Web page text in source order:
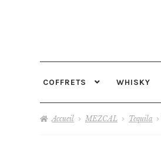
COFFRETS WHISKY
Accueil MEZCAL Tequila